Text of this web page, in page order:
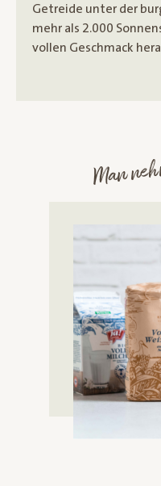
Getreide unter der
mehr als 2.000
vollen Geschmack
Man